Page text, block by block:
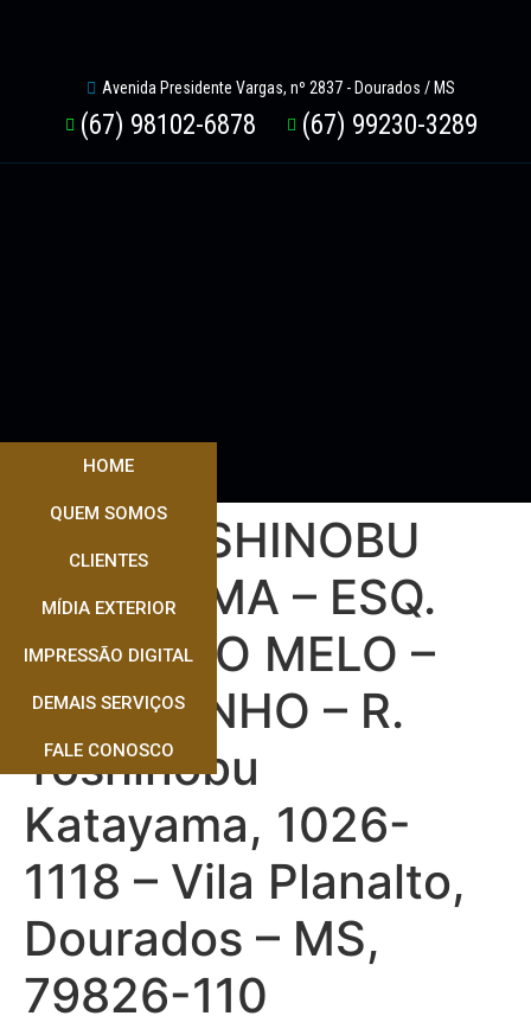
Avenida Presidente Vargas, nº 2837 - Dourados / MS
(67) 98102-6878 (67) 99230-3289
HOME
QUEM SOMOS
CLIENTES
MÍDIA EXTERIOR
IMPRESSÃO DIGITAL
DEMAIS SERVIÇOS
FALE CONOSCO
RUA TOSHINOBU
KATAYAMA – ESQ.
RUA CIRO MELO –
AGOSTINHO – R.
Toshinobu
Katayama, 1026-
1118 – Vila Planalto,
Dourados – MS,
79826-110